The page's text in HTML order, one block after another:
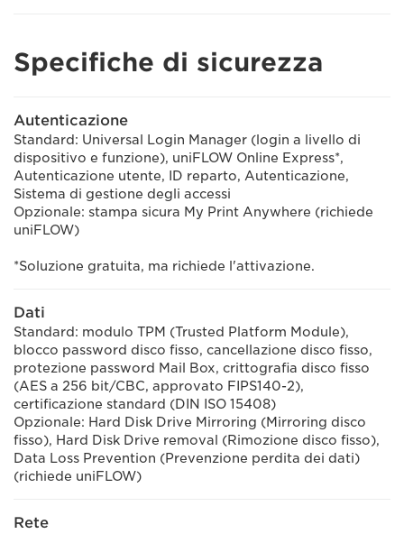
Specifiche di sicurezza
Autenticazione
Standard: Universal Login Manager (login a livello di
dispositivo e funzione), uniFLOW Online Express*,
Autenticazione utente, ID reparto, Autenticazione,
Sistema di gestione degli accessi
Opzionale: stampa sicura My Print Anywhere (richiede
uniFLOW)
*Soluzione gratuita, ma richiede l'attivazione.
Dati
Standard: modulo TPM (Trusted Platform Module),
blocco password disco fisso, cancellazione disco fisso,
protezione password Mail Box, crittografia disco fisso
(AES a 256 bit/CBC, approvato FIPS140-2),
certificazione standard (DIN ISO 15408)
Opzionale: Hard Disk Drive Mirroring (Mirroring disco
fisso), Hard Disk Drive removal (Rimozione disco fisso),
Data Loss Prevention (Prevenzione perdita dei dati)
(richiede uniFLOW)
Rete